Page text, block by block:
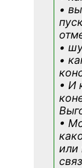
•
•
•
• И
•
или